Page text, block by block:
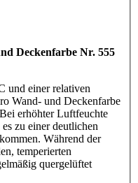
Deckenfarbe Nr. 555
und einer relativen
Wand- und Deckenfarbe
erhöhter Luftfeuchte
zu einer deutlichen
Während der
temperierten
quergelüftet